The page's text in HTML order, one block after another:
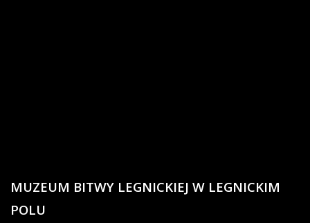
MUZEUM BITWY LEGNICKIEJ W LEGNICKIM
POLU